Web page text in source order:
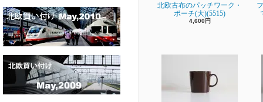
北欧古布のパッチワーク・
ポーチ(大)(5515)
4,600円